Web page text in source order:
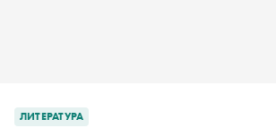
ЛИТЕРАТУРА